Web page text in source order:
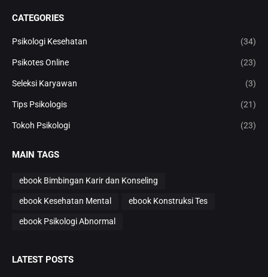
CATEGORIES
Psikologi Kesehatan (34)
Psikotes Online (23)
Seleksi Karyawan (3)
Tips Psikologis (21)
Tokoh Psikologi (23)
MAIN TAGS
ebook Bimbingan Karir dan Konseling
ebook Kesehatan Mental ebook Konstruksi Tes
ebook Psikologi Abnormal
LATEST POSTS